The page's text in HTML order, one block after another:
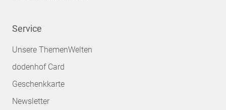
Service
Unsere ThemenWelten
dodenhof Card
Geschenkkarte
Newsletter